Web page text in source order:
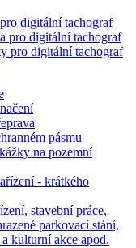
digitální tachograf
pro digitální tachograf
pro digitální tachograf
pásmu
na pozemní
- krátkého
stavební práce,
parkovací stání,
kulturní akce apod.